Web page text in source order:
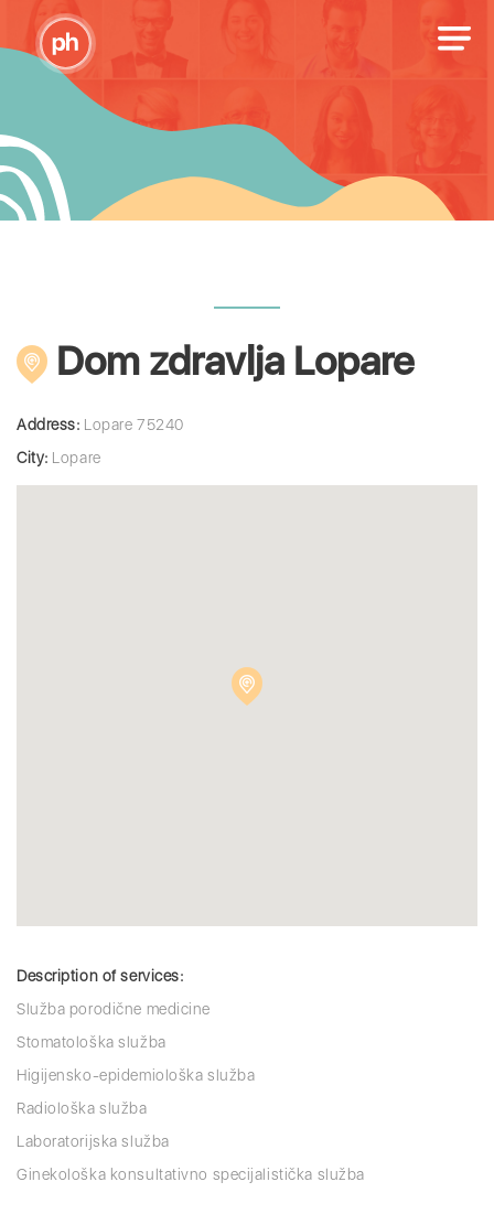
Dom zdravlja Lopare
Address: Lopare 75240
City: Lopare
Description of services:
Služba porodične medicine
Stomatološka služba
Higijensko-epidemiološka služba
Radiološka služba
Laboratorijska služba
Ginekološka konsultativno specijalistička služba